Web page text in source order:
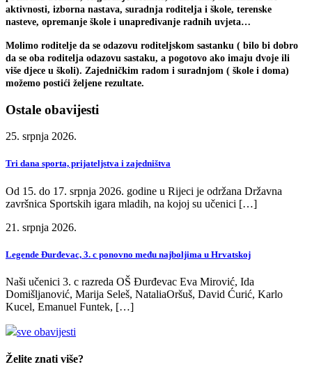
aktivnosti, izborna nastava, suradnja roditelja i škole, terenske
nasteve, opremanje škole i unapređivanje radnih uvjeta…
Molimo roditelje da se odazovu roditeljskom sastanku ( bilo bi dobro
da se oba roditelja odazovu sastaku, a pogotovo ako imaju dvoje ili
više djece u školi). Zajedničkim radom i suradnjom ( škole i doma)
možemo postići željene rezultate.
Ostale obavijesti
25. srpnja 2026.
Tri dana sporta, prijateljstva i zajedništva
Od 15. do 17. srpnja 2026. godine u Rijeci je održana Državna
završnica Sportskih igara mladih, na kojoj su učenici […]
21. srpnja 2026.
Legende Đurđevac, 3. c ponovno među najboljima u Hrvatskoj
Naši učenici 3. c razreda OŠ Đurđevac Eva Mirović, Ida
Domišljanović, Marija Seleš, NataliaOršuš, David Ćurić, Karlo
Kucel, Emanuel Funtek, […]
sve obavijesti
Želite znati više?